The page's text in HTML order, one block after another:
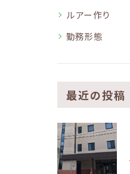
ルアー作り
勤務形態
最近の投稿